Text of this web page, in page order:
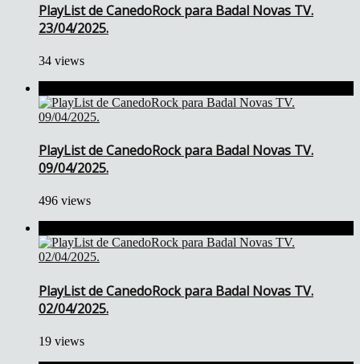
PlayList de CanedoRock para Badal Novas TV.
23/04/2025.
34 views
PlayList de CanedoRock para Badal Novas TV.
09/04/2025.
496 views
PlayList de CanedoRock para Badal Novas TV.
02/04/2025.
19 views